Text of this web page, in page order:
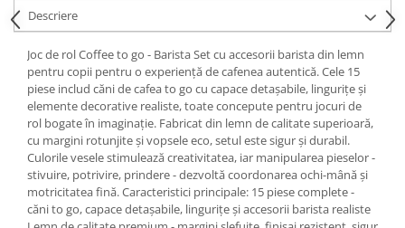
Descriere
Joc de rol Coffee to go - Barista Set cu accesorii barista din lemn
pentru copii pentru o experiență de cafenea autentică. Cele 15
piese includ căni de cafea to go cu capace detașabile, lingurițe și
elemente decorative realiste, toate concepute pentru jocuri de
rol bogate în imaginație. Fabricat din lemn de calitate superioară,
cu margini rotunjite și vopsele eco, setul este sigur și durabil.
Culorile vesele stimulează creativitatea, iar manipularea pieselor -
stivuire, potrivire, prindere - dezvoltă coordonarea ochi-mână și
motricitatea fină. Caracteristici principale: 15 piese complete -
căni to go, capace detașabile, lingurițe și accesorii barista realiste